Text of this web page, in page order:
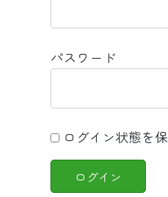
パスワード
ログイン状態を